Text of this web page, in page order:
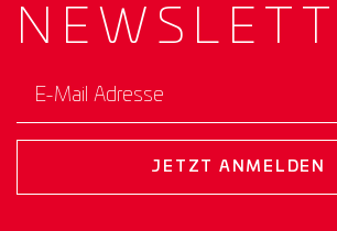
NEWS­
E-Mail Adresse
JETZT ANMELDEN